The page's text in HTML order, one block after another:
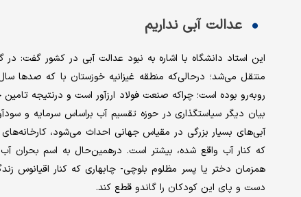
عدالت آبی نداریم
این استاد دانشگاه با اشاره به نبود عدالت آبی در کشور گفت:
منتقل می‌شد؛ درحالی‌که منطقه غیزانیه خوزستان با که صدها
روبه‌رو بوده است؛ چراکه صنعت فولاد ارزآور است و درنتیجه
بیان دیگر سیاستگذاری در حوزه تقسیم آب براساس سرمایه و
آبی‌های بسیار بزرگی در مقیاس جهانی احداث می‌شود،
همزمان دختر یا پسر مظلوم بلوچی- چابهاری که کنار اقیانوس
دست و پای این کودکان را گاندو قطع کند.